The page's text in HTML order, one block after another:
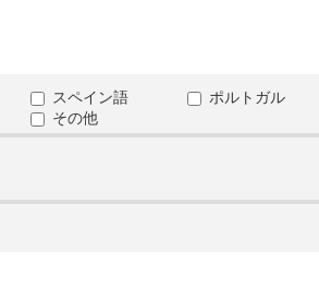
スペイン語
ポルトガル
その他